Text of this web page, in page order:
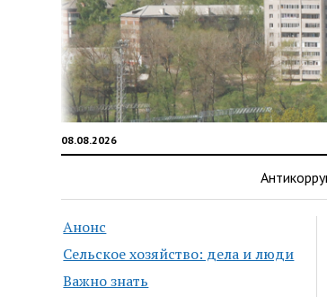
08.08.2026
Анонс
Сельское хозяйство: дела и люди
Важно знать